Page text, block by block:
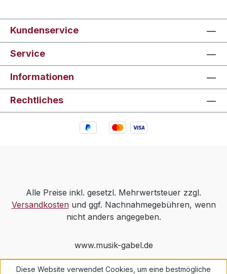
Kundenservice
Service
Informationen
Rechtliches
Alle Preise inkl. gesetzl. Mehrwertsteuer zzgl.
Versandkostenund ggf. Nachnahmegebühren, wenn
nicht anders angegeben.
www.musik-gabel.de
Diese Website verwendet Cookies, um eine bestmögliche